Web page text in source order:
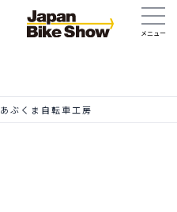
あぶくま自転車工房